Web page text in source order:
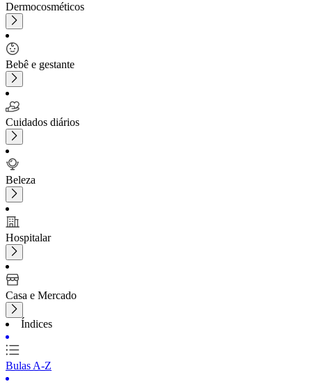
Dermocosméticos
Bebê e gestante
Cuidados diários
Beleza
Hospitalar
Casa e Mercado
Índices
Bulas A-Z